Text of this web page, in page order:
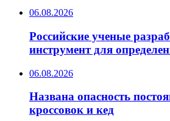
06.08.2026
Российские ученые
инструмент для
06.08.2026
Названа опасность
кроссовок и кед